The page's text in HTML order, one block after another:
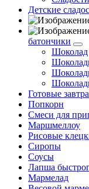
Детские
батончики
Шоколад
Готовые
Попкорн
Смеси для
Маршмеллоу
Рисовые
Сиропы
Соусы
Лапша
Мармелад